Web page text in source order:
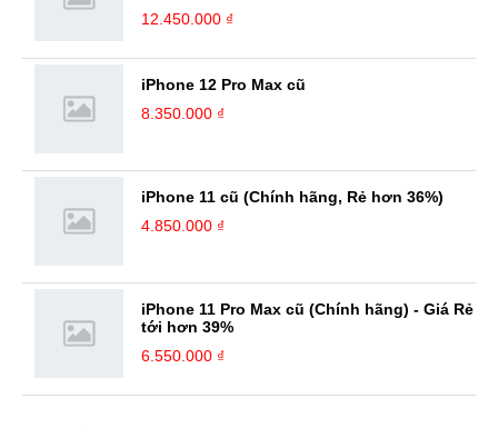
12.450.000 ₫
iPhone 12 Pro Max cũ
8.350.000 ₫
iPhone 11 cũ (Chính hãng, Rẻ hơn 36%)
4.850.000 ₫
iPhone 11 Pro Max cũ (Chính hãng) - Giá Rẻ
tới hơn 39%
6.550.000 ₫